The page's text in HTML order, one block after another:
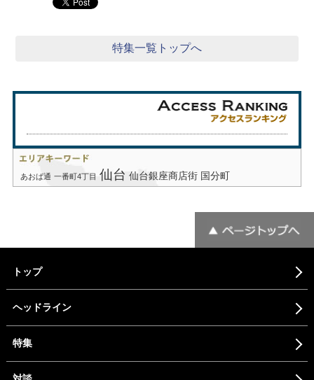
特集一覧トップへ
あおば通 一番町4丁目 仙台 仙台銀座商店街 国分町
トップ
ヘッドライン
特集